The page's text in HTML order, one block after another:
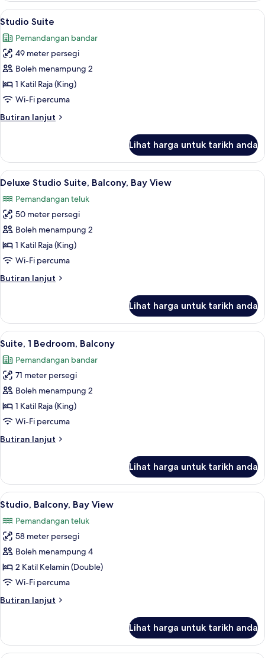
Bedroom
Lihat
semua
foto
untuk
Studio
Suite
Cadar kapas Mesir, peralatan
4
Studio Suite
Pemandangan bandar
49 meter persegi
Boleh menampung 2
1 Katil Raja (King)
Wi-Fi percuma
Butiran lanjut
Butiran
Suite
Lihat harga untuk tarikh anda
Lihat
semua
foto
untuk
Deluxe
Studio
Suite,
Bay
Deluxe Studio Suite, Balcony, Bay
6
Deluxe Studio Suite, Balcony, Bay View
Pemandangan teluk
50 meter persegi
Boleh menampung 2
1 Katil Raja (King)
Wi-Fi percuma
Butiran lanjut
Butiran
Studio
Suite,
Balcony,
View
Lihat harga untuk tarikh anda
Lihat
semua
foto
untuk
Suite,
1
Bedroom,
Cadar kapas Mesir, peralatan
5
Suite, 1 Bedroom, Balcony
Pemandangan bandar
71 meter persegi
Boleh menampung 2
1 Katil Raja (King)
Wi-Fi percuma
Butiran lanjut
Butiran
1
Bedroom,
Balcony
Lihat harga untuk tarikh anda
Lihat
semua
foto
untuk
Studio,
Balcony,
Bay
Cadar kapas Mesir, peralatan
6
Studio, Balcony, Bay View
Pemandangan teluk
58 meter persegi
Boleh menampung 4
2 Katil Kelamin (Double)
Wi-Fi percuma
Butiran lanjut
Butiran
Balcony,
Bay
Lihat harga untuk tarikh anda